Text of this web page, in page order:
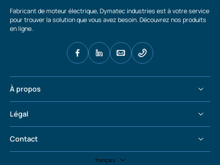
Fabricant de moteur électrique, Dymatec industries est à votre service
pour trouver la solution que vous avez besoin. Découvrez nos produits
en ligne.
À propos
Légal
Contact
français